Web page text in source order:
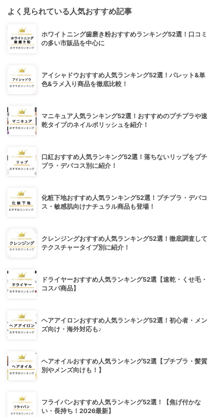
よく見られている人気おすすめ記事
ホワイトニング歯磨き粉おすすめランキング52選！口コミ
の多い市販品を中心に
アイシャドウおすすめ人気ランキング52選！パレット&単
色&ラメ入り商品を徹底比較！
マニキュア人気ランキング52選！おすすめのプチプラや速
乾タイプのネイルポリッシュを紹介！
口紅おすすめ人気ランキング52選！落ちないリップをプチ
プラ・デパコス別に紹介！
化粧下地おすすめ人気ランキング52選！プチプラ・デパコ
ス・敏感肌向けナチュラル商品も登場！
クレンジングおすすめ人気ランキング52選！徹底調査して
テクスチャータイプ別に紹介！
ドライヤーおすすめ人気ランキング52選【速乾・くせ毛・
コスパ商品】
ヘアアイロンおすすめ人気ランキング52選！初心者・メン
ズ向け・海外対応も♪
ヘアオイルおすすめ人気ランキング52選【プチプラ・髪質
別やメンズ向けも！】
フライパンおすすめ人気ランキング52選！【焦げ付かな
い・長持ち！2026最新】